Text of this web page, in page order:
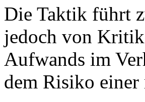
Die Taktik führt
jedoch von
Aufwands im
dem Risiko